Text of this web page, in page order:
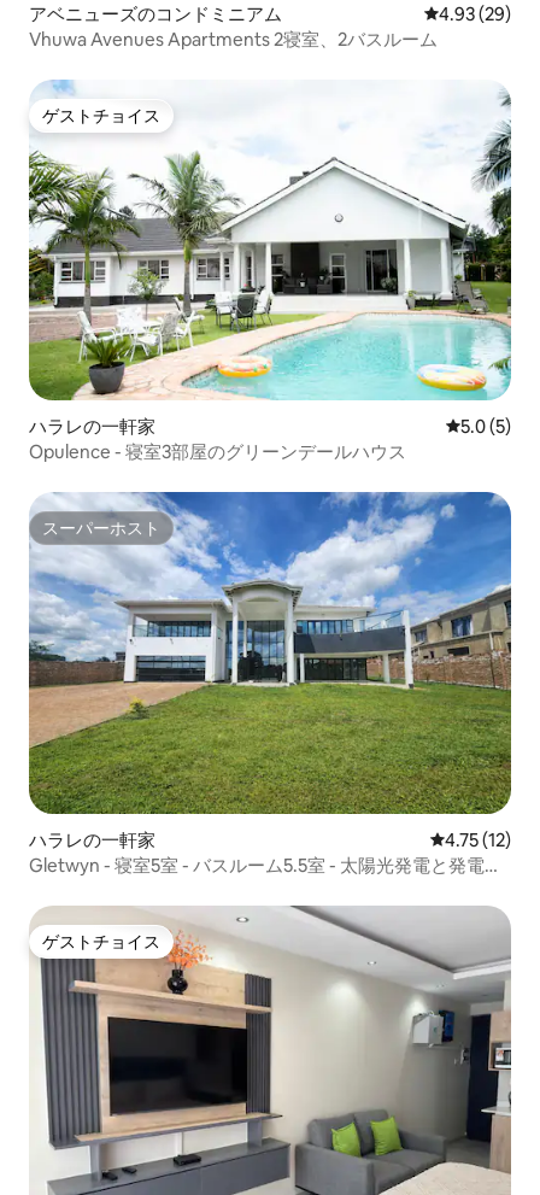
アベニューズのコンドミニアム レビュー29
4.93 (29)
Vhuwa Avenues Apartments 2寝室、2バスルーム
ゲストチョイス
ゲストチョイス
ハラレの一軒家 レビュー5
5.0 (5)
Opulence - 寝室3部屋のグリーンデールハウス
スーパーホスト
スーパーホスト
ハラレの一軒家 レビュー12
4.75 (12)
Gletwyn - 寝室5室 - バスルーム5.5室 - 太陽光発電と発電機
ゲストチョイス
ゲストチョイス